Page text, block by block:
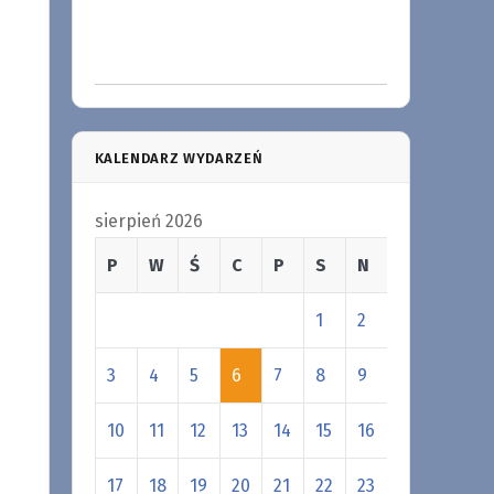
KALENDARZ WYDARZEŃ
sierpień 2026
P W Ś C P S N
1 2
3 4 5 6 7 8 9
10 11 12 13 14 15 16
17 18 19 20 21 22 23